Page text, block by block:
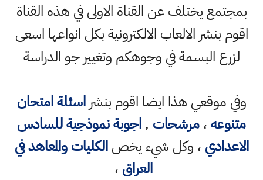
بمجتمع يختلف عن القناة الاولى في هذه القناة
اقوم بنشر الالعاب الالكترونية بكل انواعها اسعى
لزرع البسمة في وجوهكم وتغيير جو الدراسة
وفي موقعي هذا ايضا اقوم بنشراسئلة امتحان
متنوعه،مرشحات ,اجوبة نموذجية للسادس
الاعدادي ، وكل شيء يخصالكليات والمعاهد في
العراق ،